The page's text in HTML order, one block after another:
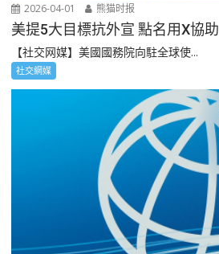
2026-04-01 熊猫时报
美提5大目標抗外宣 點名用X協助
【社交网媒】美國國務院向駐全球使...
社交網媒